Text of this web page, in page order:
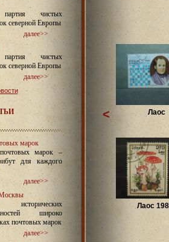
партия чистых
северной Европы
далее>>
партия чистых
северной Европы
далее>>
марок
марок –
для каждого
далее>>
широко
почтовых марок
далее>>
Лаос
Лаос
<